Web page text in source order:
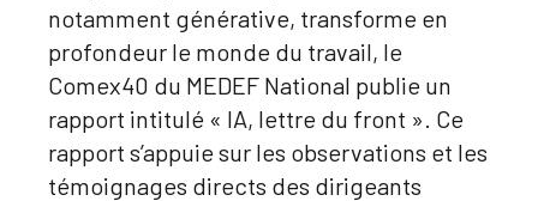
notamment générative, transforme en
profondeur le monde du travail, le
Comex40 du MEDEF National publie un
rapport intitulé « IA, lettre du front ». Ce
rapport s’appuie sur les observations et les
témoignages directs des dirigeants